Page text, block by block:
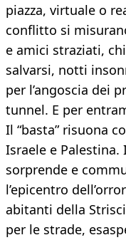
piazza, virtuale o
conflitto si
e amici straziati,
salvarsi, notti
per l’angoscia dei
tunnel. E per
Il “basta” risuona
Israele e
sorprende e
l’epicentro
abitanti della
per le strade,